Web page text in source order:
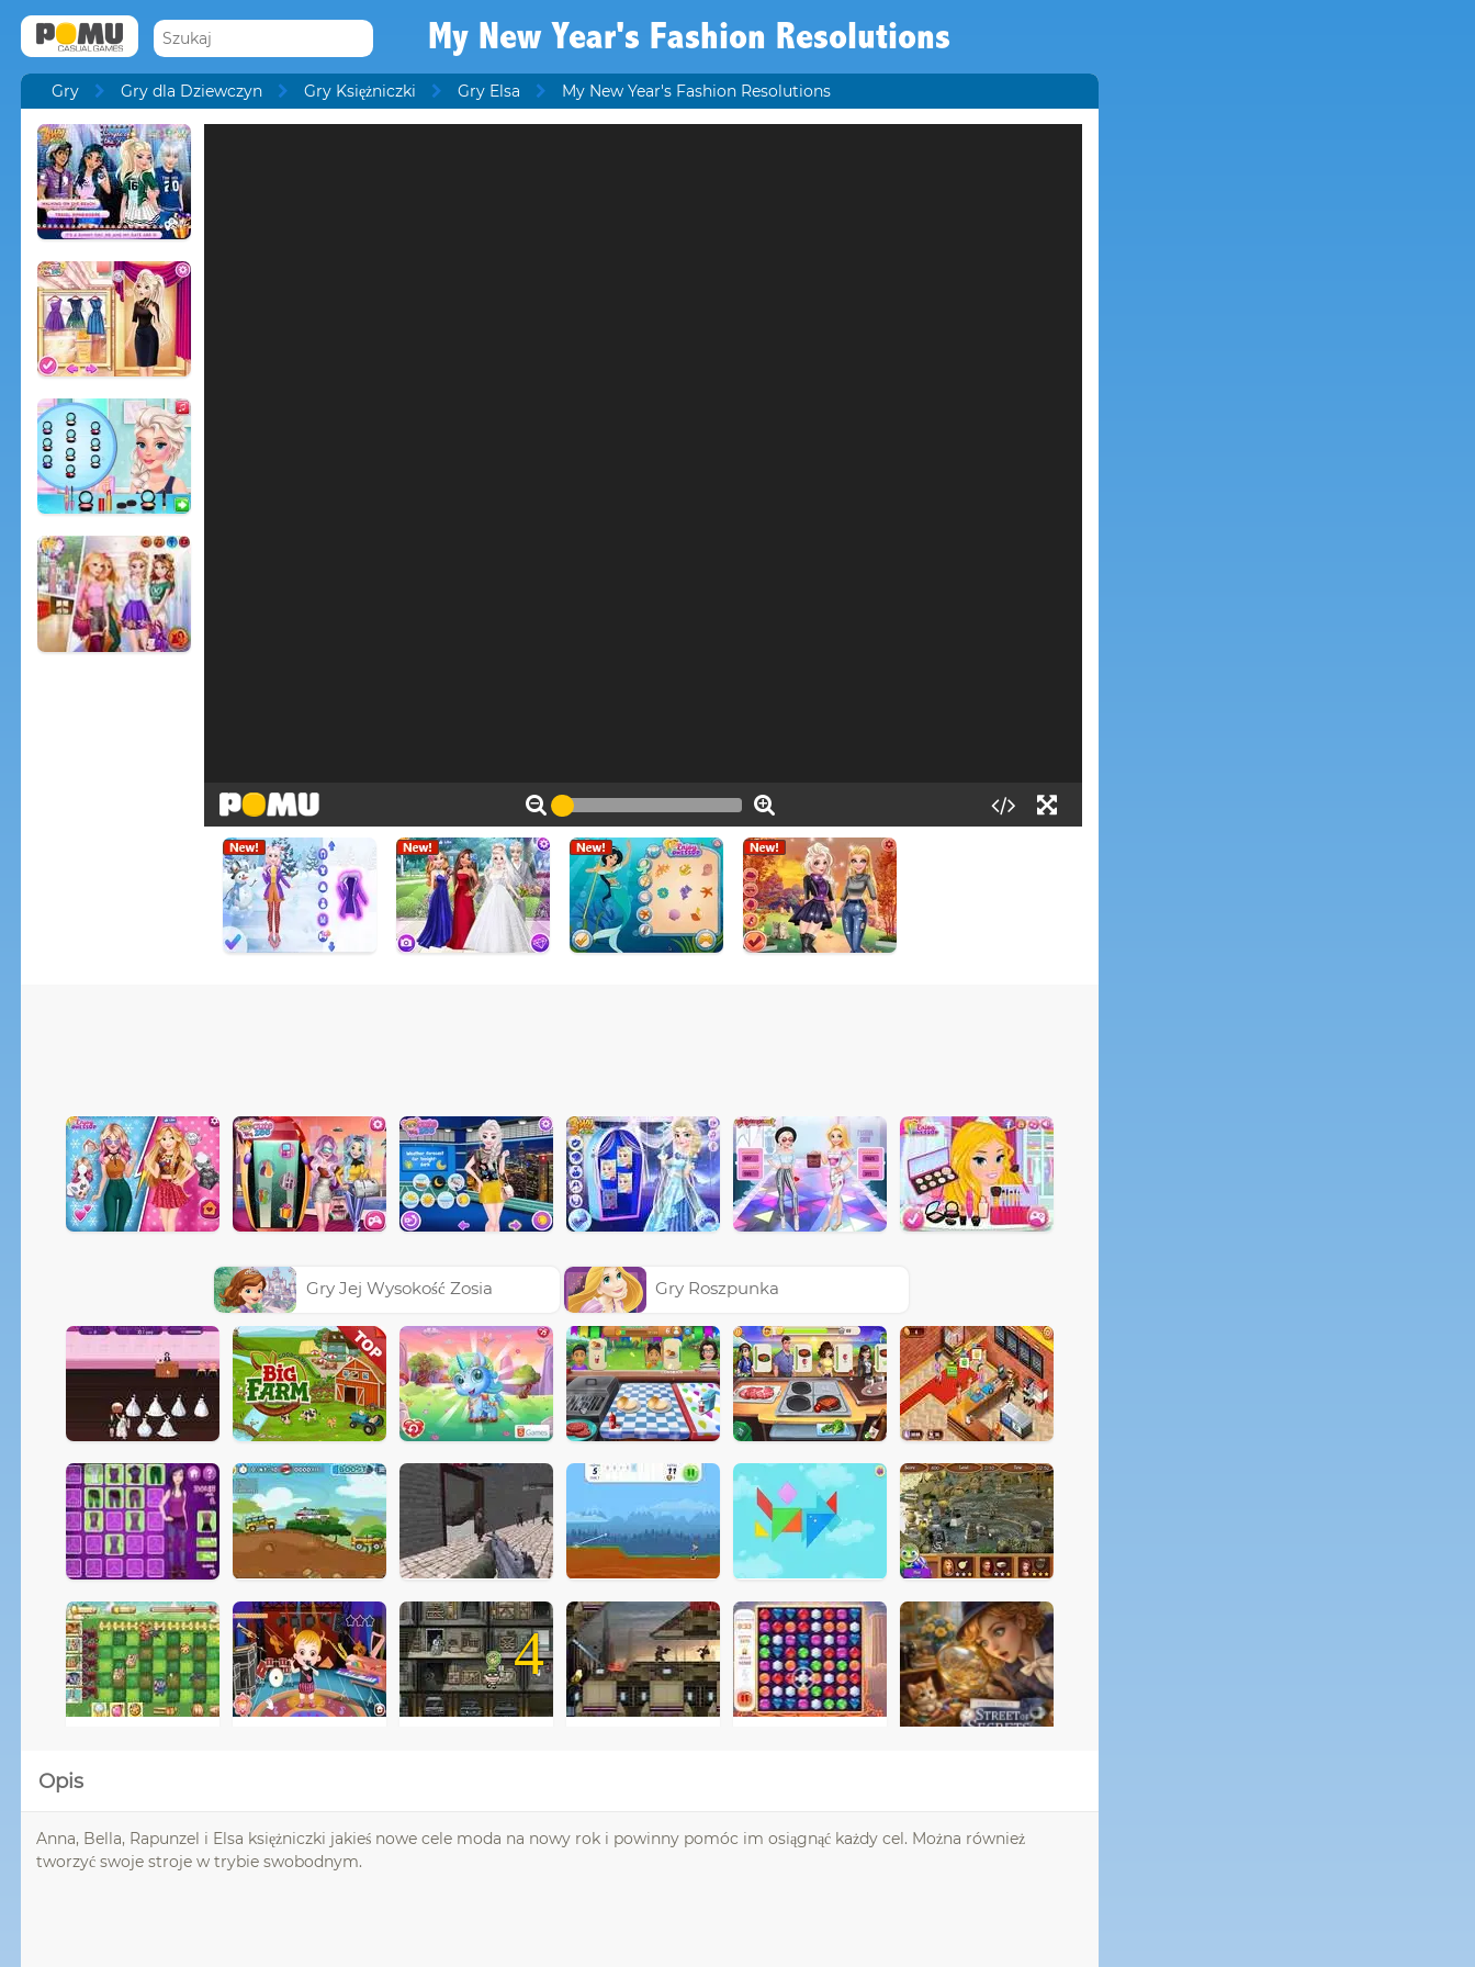
My New Year's Fashion Resolutions
Gry Gry dla Dziewczyn Gry Księżniczki Gry Elsa My New Year's Fashion Resolutions
Gry Jej Wysokość Zosia Gry Roszpunka
4
Opis
Anna, Bella, Rapunzel i Elsa księżniczki jakieś nowe cele moda na nowy rok i powinny pomóc im osiągnąć każdy cel. Można również
tworzyć swoje stroje w trybie swobodnym.